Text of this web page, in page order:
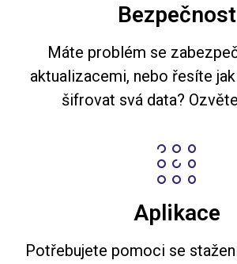
Bezpečnost
Máte problém se
aktualizacemi, nebo řesíte
šifrovat svá data?
Aplikace
Potřebujete pomoci se